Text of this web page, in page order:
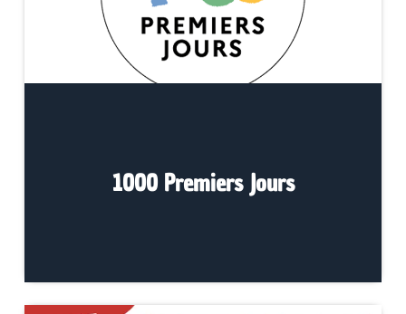
1000 Premiers Jours